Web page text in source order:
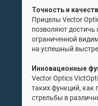
Точность и
Прицелы Vector
позволяют достичь
ограниченной
на успешный
Инновационные
Vector Optics
таких функций, как
стрельбы в